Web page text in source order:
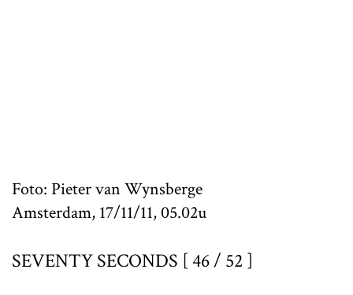
Foto: Pieter van Wynsberge
Amsterdam, 17/11/11, 05.02u
SEVENTY SECONDS [ 46 / 52 ]